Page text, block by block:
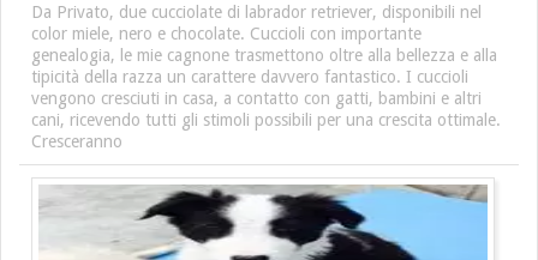
Da Privato, due cucciolate di labrador retriever, disponibili nel
color miele, nero e chocolate. Cuccioli con importante
genealogia, le mie cagnone trasmettono oltre alla bellezza e alla
tipicità della razza un carattere davvero fantastico. I cuccioli
vengono cresciuti in casa, a contatto con gatti, bambini e altri
cani, ricevendo tutti gli stimoli possibili per una crescita ottimale.
Cresceranno